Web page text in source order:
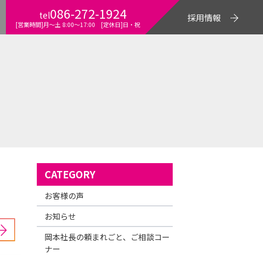
tel086-272-1924
[営業時間]月～土 8:00〜17:00 [定休日]日・祝
採用情報
CATEGORY
お客様の声
お知らせ
岡本社長の頼まれごと、ご相談コー
ナー